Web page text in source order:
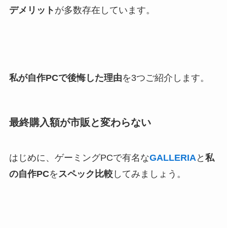
デメリット が多数存在しています。
私が自作PCで後悔した理由を3つご紹介します。
最終購入額が市販と変わらない
はじめに、ゲーミングPCで有名なGALLERIA と 私
の自作PCを スペック比較してみましょう。